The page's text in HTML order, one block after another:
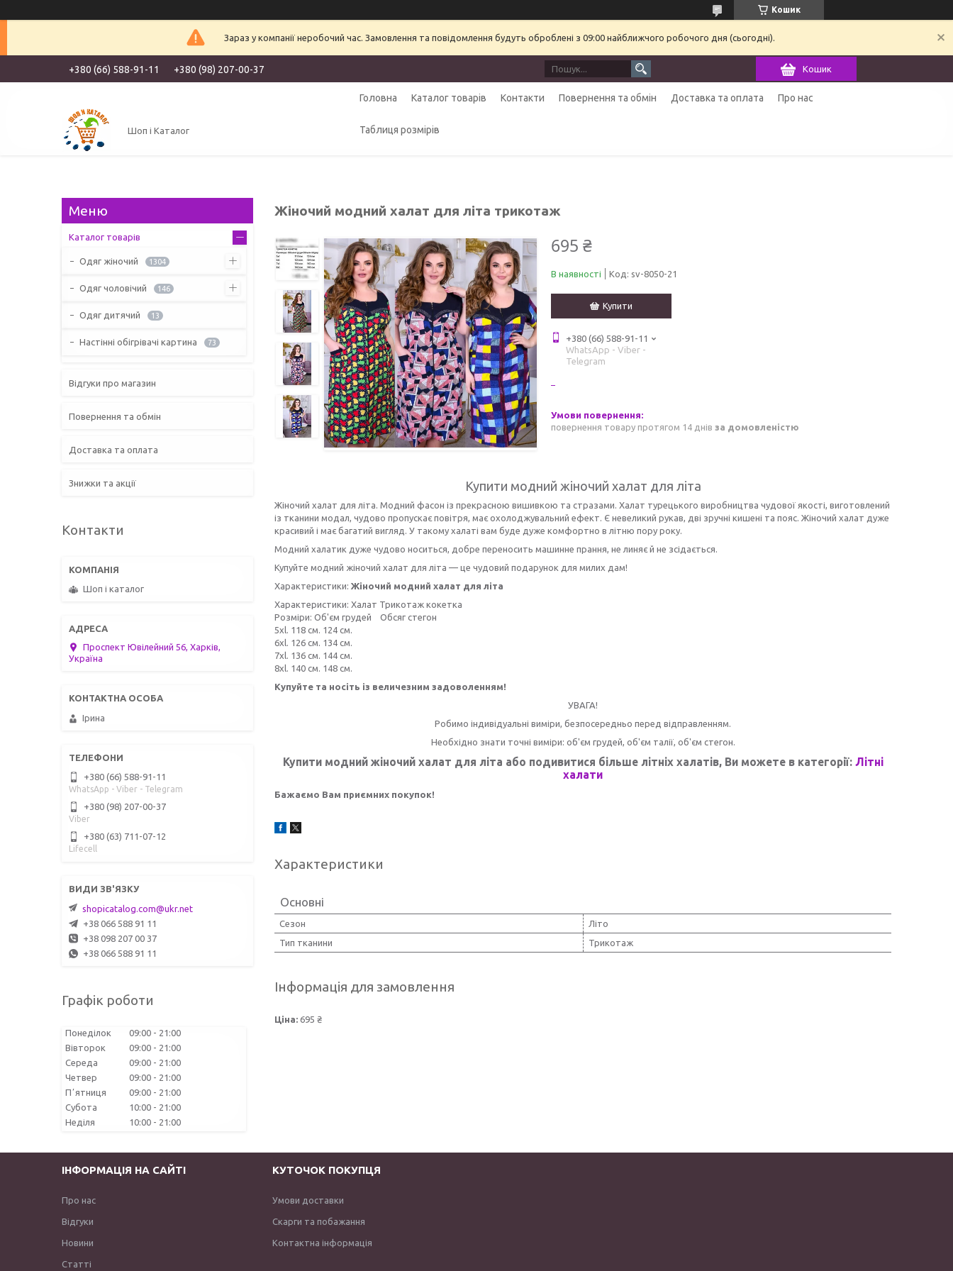
Кошик
Зараз у компанії неробочий час. Замовлення та повідомлення будуть оброблені з 09:00 найближчого робочого дня (сьогодні).
+380 (66) 588-91-11 +380 (98) 207-00-37 Кошик
Шоп і Каталог
Головна Каталог товарів Контакти Повернення та обмін Доставка та оплата Про нас
Таблиця розмірів
Жіночий модний халат для літа трикотаж
695 ₴
В наявності Код: sv-8050-21
Купити
+380 (66) 588-91-11
WhatsApp - Viber -
Telegram
повернення товару протягом 14 днів за домовленістю
Купити модний жіночий халат для літа
Жіночий халат для літа. Модний фасон із прекрасною вишивкою та стразами. Халат турецького виробництва чудової якості, виготовлений
із тканини модал, чудово пропускає повітря, має охолоджувальний ефект. Є невеликий рукав, дві зручні кишені та пояс. Жіночий халат дуже
красивий і має багатий вигляд. У такому халаті вам буде дуже комфортно в літню пору року.
Модний халатик дуже чудово носиться, добре переносить машинне прання, не линяє й не зсідається.
Купуйте модний жіночий халат для літа — це чудовий подарунок для милих дам!
Характеристики: Жіночий модний халат для літа
Характеристики: Халат Трикотаж кокетка
Розміри: Об'єм грудей Обсяг стегон
5xl. 118 см. 124 см.
6xl. 126 см. 134 см.
7xl. 136 см. 144 см.
8xl. 140 см. 148 см.
Купуйте та носіть із величезним задоволенням!
УВАГА!
Робимо індивідуальні виміри, безпосередньо перед відправленням.
Необхідно знати точні виміри: об'єм грудей, об'єм талії, об'єм стегон.
Купити модний жіночий халат для літа або подивитися більше літніх халатів, Ви можете в категорії: Літні
халати
Бажаємо Вам приємних покупок!
Характеристики
Основні
Сезон
Літо
Тип тканини
Трикотаж
Інформація для замовлення
Ціна: 695 ₴
Каталог товарів
Одяг жіночий 1304
Одяг чоловічий 146
Одяг дитячий 13
Настінні обігрівачі картина 73
Відгуки про магазин
Повернення та обмін
Доставка та оплата
Знижки та акції
Контакти
Шоп і каталог
Проспект Ювілейний 56, Харків,
Україна
Ірина
+380 (66) 588-91-11
WhatsApp - Viber - Telegram
+380 (98) 207-00-37
Viber
+380 (63) 711-07-12
Lifecell
shopicatalog.com@ukr.net
+38 066 588 91 11
+38 098 207 00 37
+38 066 588 91 11
Графік роботи
Понеділок 09:00
21:00
Вівторок
09:00
21:00
Середа
09:00
21:00
Четвер
09:00
21:00
Пʼятниця
09:00
21:00
Субота
10:00
21:00
Неділя
10:00 21:00
ІНФОРМАЦІЯ НА САЙТІ
Про нас
Відгуки
Новини
Статті
КУТОЧОК ПОКУПЦЯ
Умови доставки
Скарги та побажання
Контактна інформація